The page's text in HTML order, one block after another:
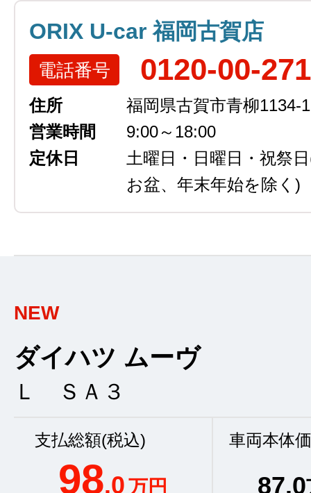
ORIX U-car 福岡古賀店
電話番号 0120-00-
住所
福岡県古賀市青柳1134-1
営業時間
9:00～18:00
定休日
土曜日・日曜日・祝祭日
お盆、年末年始を除く)
NEW
ダイハツ ムーヴ
Ｌ ＳＡ３
支払総額(税込)
98.0万円
車両本体
87.0